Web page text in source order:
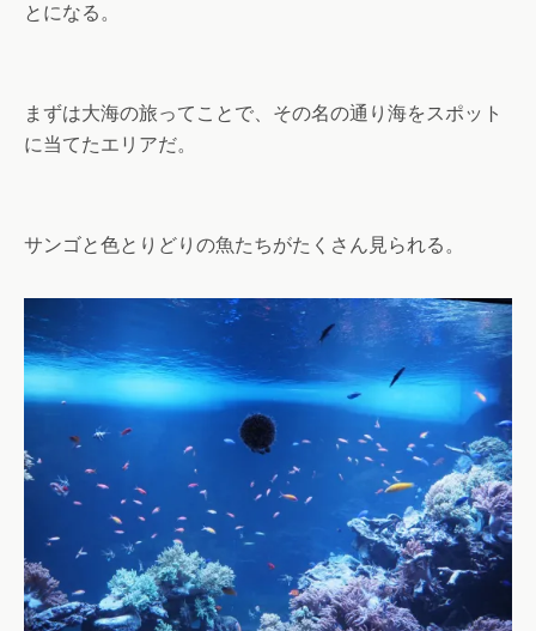
とになる。
まずは大海の旅ってことで、その名の通り海をスポット
に当てたエリアだ。
サンゴと色とりどりの魚たちがたくさん見られる。